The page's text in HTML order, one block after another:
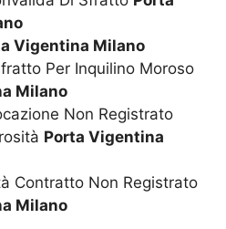
Vigentina Milano
Per Inquilino Moroso
Milano
Non Registrato
Porta Vigentina
Contratto Non Registrato
Milano